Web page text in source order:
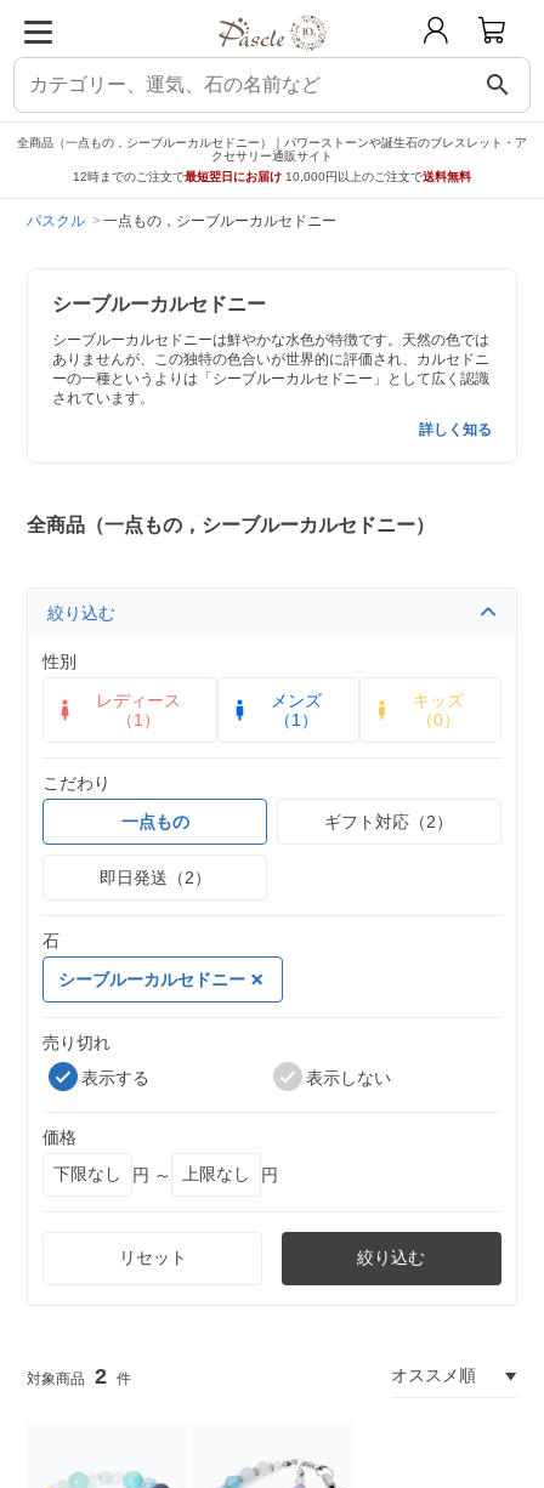
search
全商品（一点もの，シーブルーカルセドニー）｜パワーストーンや誕生石のブレスレット・ア
クセサリー通販サイト
12時までのご注文で最短翌日にお届け 10,000円以上のご注文で送料無料
パスクル 一点もの，シーブルーカルセドニー
シーブルーカルセドニー
シーブルーカルセドニーは鮮やかな水色が特徴です。天然の色では
ありませんが、この独特の色合いが世界的に評価され、カルセドニ
ーの一種というよりは「シーブルーカルセドニー」として広く認識
されています。
詳しく知る
全商品（一点もの，シーブルーカルセドニー）
絞り込む
性別
レディース
（1）
メンズ
（1）
キッズ
（0）
こだわり
一点もの
ギフト対応（2）
即日発送（2）
石
シーブルーカルセドニー
売り切れ
表示する
表示しない
価格
円 ～
円
リセット 絞り込む
2